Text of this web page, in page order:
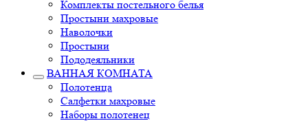
Комплекты постельного белья
Простыни махровые
Наволочки
Простыни
Пододеяльники
ВАННАЯ КОМНАТА
Полотенца
Салфетки махровые
Наборы полотенец